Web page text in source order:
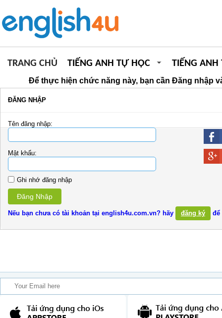
TRANG CHỦ TIẾNG ANH TỰ HỌC TIẾNG ANH
Để thực hiện chức năng này, bạn cần Đăng nhập
ĐĂNG NHẬP
Tên đăng nhập:
Mật khẩu:
Ghi nhớ đăng nhập
Đăng Nhập
Nếu bạn chưa có tài khoản tại english4u.com.vn? hãy đăng ký để